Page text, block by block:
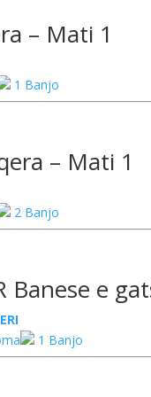
– Mati 1
1 Banjo
– Mati 1
2 Banjo
Banese e
1 Banjo